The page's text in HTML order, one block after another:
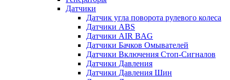
Датчики
Датчик угла поворота рулевого колеса
Датчики ABS
Датчики AIR BAG
Датчики Бачков Омывателей
Датчики Включения Стоп-Сигналов
Датчики Давления
Датчики Давления Шин